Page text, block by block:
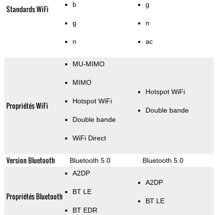
Standards WiFi b
g
n
g
n
ac
Propriétés WiFi
MU-MIMO
MIMO
Hotspot WiFi
Double bande
WiFi Direct
Hotspot WiFi
Double bande
Version Bluetooth Bluetooth 5.0 Bluetooth 5.0
Propriétés Bluetooth
A2DP
BT LE
BT EDR
A2DP
BT LE